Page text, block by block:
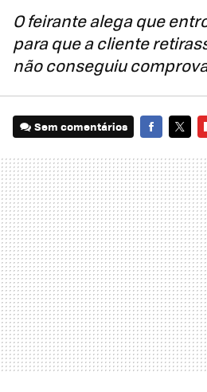
O feirante alega que
para que a cliente
não conseguiu
Sem comentários